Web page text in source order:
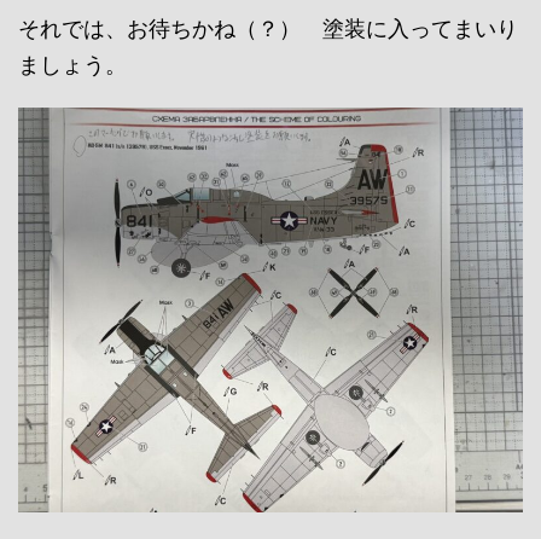
それでは、お待ちかね（？） 塗装に入ってまいり
ましょう。